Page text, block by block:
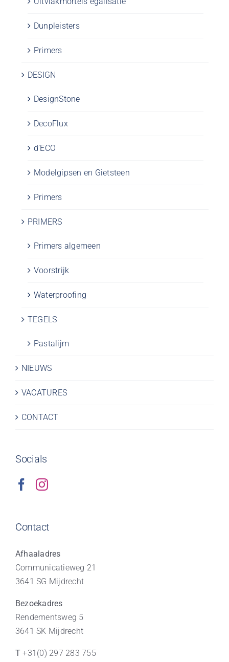
Dunpleisters
Primers
DESIGN
DesignStone
DecoFlux
d’ECO
Modelgipsen en Gietsteen
Primers
PRIMERS
Primers algemeen
Voorstrijk
Waterproofing
TEGELS
Pastalijm
NIEUWS
VACATURES
CONTACT
Socials
Contact
Afhaaladres
Communicatieweg 21
3641 SG Mijdrecht
Bezoekadres
Rendementsweg 5
3641 SK Mijdrecht
T +31(0) 297 283 755